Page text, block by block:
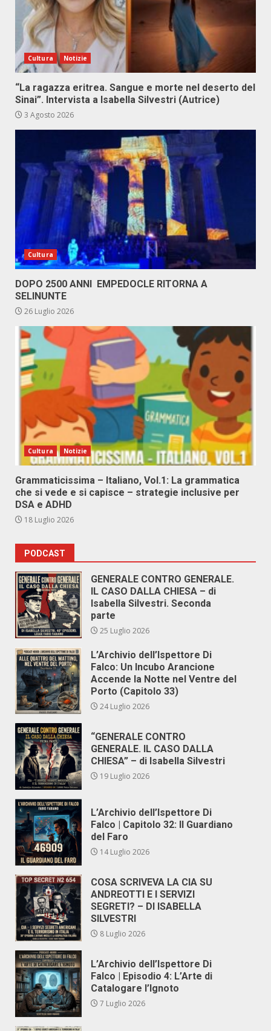
Cultura Notizie
“La ragazza eritrea. Sangue e morte nel deserto del
Sinai”. Intervista a Isabella Silvestri (Autrice)
3 Agosto 2026
Cultura
DOPO 2500 ANNI EMPEDOCLE RITORNA A
SELINUNTE
26 Luglio 2026
Cultura Notizie
Grammaticissima – Italiano, Vol.1: La grammatica
che si vede e si capisce – strategie inclusive per
DSA e ADHD
18 Luglio 2026
PODCAST
GENERALE CONTRO GENERALE.
IL CASO DALLA CHIESA – di
Isabella Silvestri. Seconda
parte
25 Luglio 2026
L’Archivio dell’Ispettore Di
Falco: Un Incubo Arancione
Accende la Notte nel Ventre del
Porto (Capitolo 33)
24 Luglio 2026
“GENERALE CONTRO
GENERALE. IL CASO DALLA
CHIESA” – di Isabella Silvestri
19 Luglio 2026
L’Archivio dell’Ispettore Di
Falco | Capitolo 32: Il Guardiano
del Faro
14 Luglio 2026
COSA SCRIVEVA LA CIA SU
ANDREOTTI E I SERVIZI
SEGRETI? – DI ISABELLA
SILVESTRI
8 Luglio 2026
L’Archivio dell’Ispettore Di
Falco | Episodio 4: L’Arte di
Catalogare l’Ignoto
7 Luglio 2026